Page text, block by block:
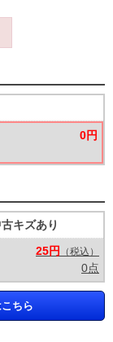
0円
キズあり
25円
（税込）
0点
ちら